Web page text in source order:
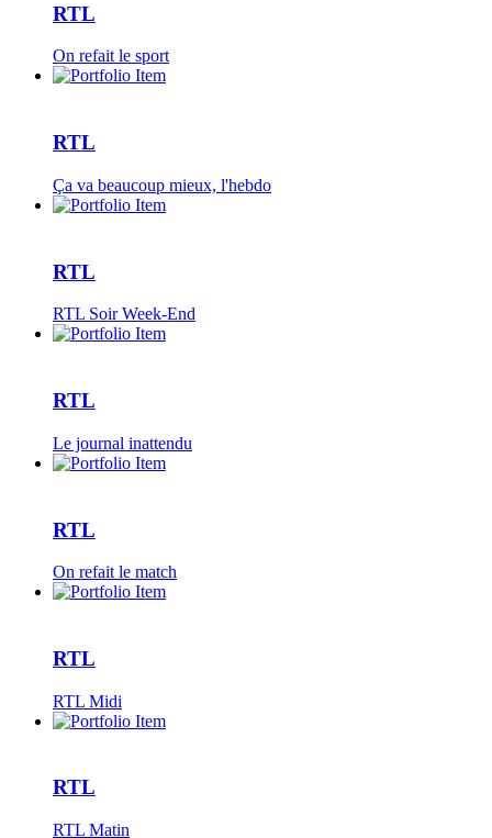
RTL
On refait le sport
RTL
Ça va beaucoup mieux, l'hebdo
RTL
RTL Soir Week-End
RTL
Le journal inattendu
RTL
On refait le match
RTL
RTL Midi
RTL
RTL Matin